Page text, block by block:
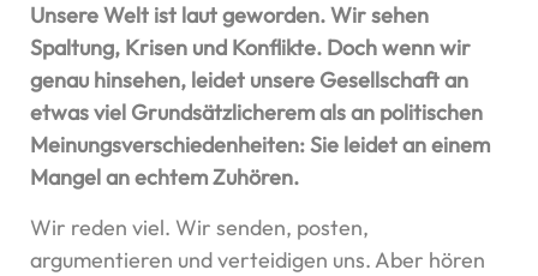
Unsere Welt ist laut geworden. Wir sehen
Spaltung, Krisen und Konflikte. Doch wenn wir
genau hinsehen, leidet unsere Gesellschaft an
etwas viel Grundsätzlicherem als an politischen
Meinungsverschiedenheiten: Sie leidet an einem
Mangel an echtem Zuhören.
Wir reden viel. Wir senden, posten,
argumentieren und verteidigen uns. Aber hören